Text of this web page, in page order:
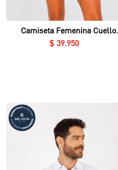
Vista rápida
Camiseta Femenina Cuello
Redondo Silueta Semiajustada
Essential en Lycra Fría
$ 39 950